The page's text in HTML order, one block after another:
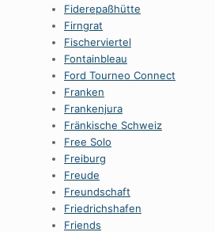
Fiderepaßhütte
Firngrat
Fischerviertel
Fontainbleau
Ford Tourneo Connect
Franken
Frankenjura
Fränkische Schweiz
Free Solo
Freiburg
Freude
Freundschaft
Friedrichshafen
Friends